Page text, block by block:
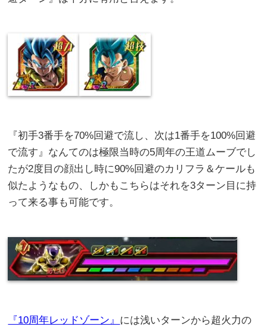
『初手3番手を70%回避で流し、次は1番手を100%回避
で流す』なんてのは極限当時の5周年の王道ムーブでし
たが2度目の顔出し時に90%回避のカリフラ＆ケールも
似たようなもの、しかもこちらはそれを3ターン目に持
って来る事も可能です。
『10周年レッドゾーン』 には浅いターンから超火力の